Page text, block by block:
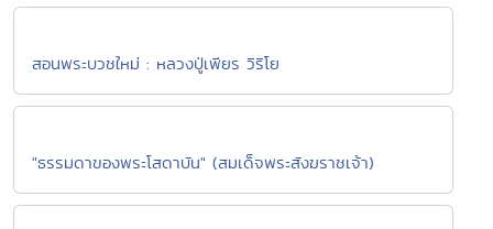
สอนพระบวชใหม่ : หลวงปู่เพียร วิริโย
"ธรรมดาของพระโสดาบัน" (สมเด็จพระสังฆราชเจ้า)